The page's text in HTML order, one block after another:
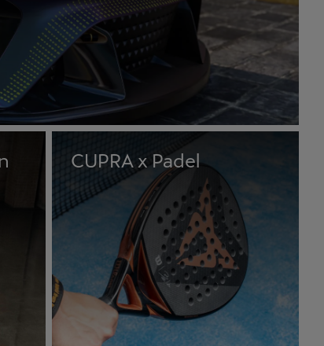
CUPRA x Padel